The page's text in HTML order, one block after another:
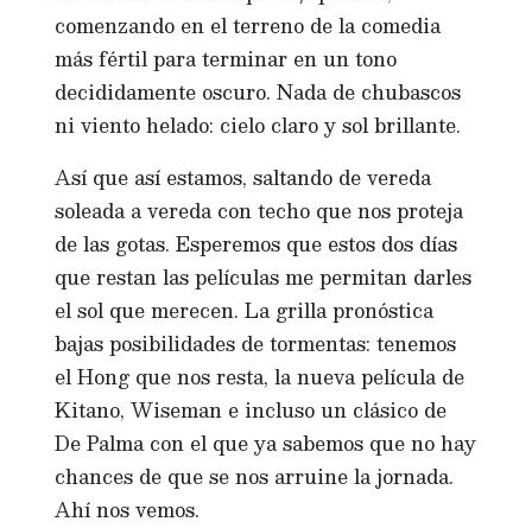
comenzando en el terreno de la comedia
más fértil para terminar en un tono
decididamente oscuro. Nada de chubascos
ni viento helado: cielo claro y sol brillante.
Así que así estamos, saltando de vereda
soleada a vereda con techo que nos proteja
de las gotas. Esperemos que estos dos días
que restan las películas me permitan darles
el sol que merecen. La grilla pronóstica
bajas posibilidades de tormentas: tenemos
el Hong que nos resta, la nueva película de
Kitano, Wiseman e incluso un clásico de
De Palma con el que ya sabemos que no hay
chances de que se nos arruine la jornada.
Ahí nos vemos.